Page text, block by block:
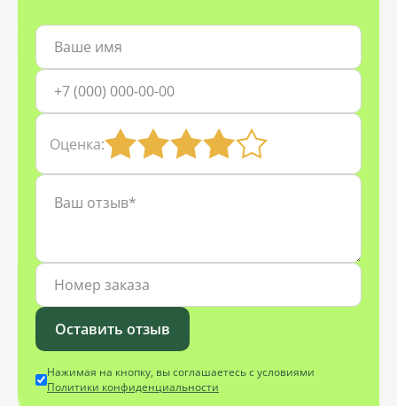
Оценка:
Оставить отзыв
Нажимая на кнопку, вы соглашаетесь с условиями
Политики конфиденциальности